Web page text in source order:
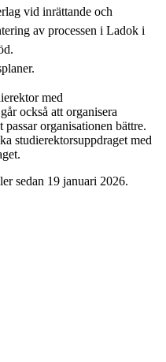
vid inrättande och
av processen i Ladok i
med
också att organisera
organisationen bättre.
studierektorsuppdraget med
sedan 19 januari 2026.